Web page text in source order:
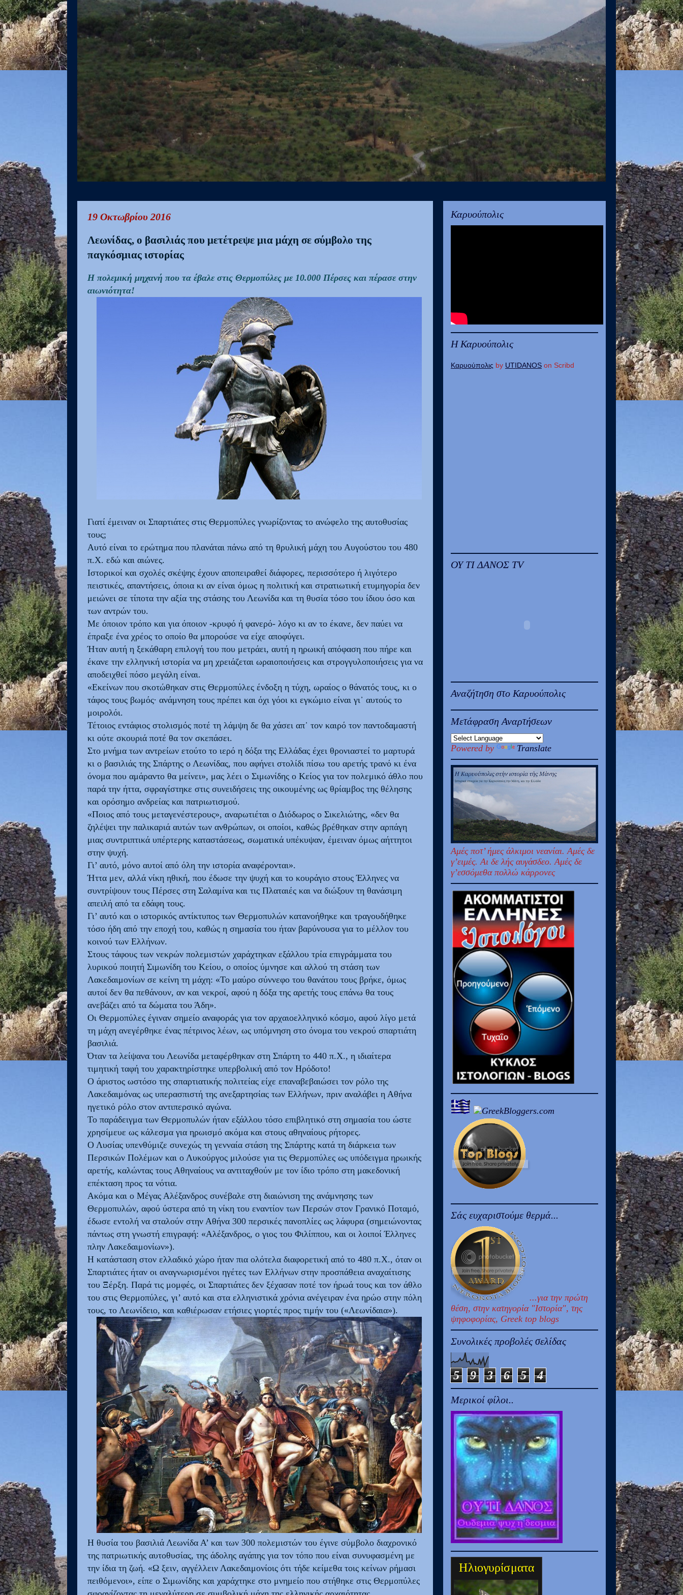
19 Οκτωβρίου 2016
Λεωνίδας, ο βασιλιάς που μετέτρεψε μια μάχη σε σύμβολο της
παγκόσμιας ιστορίας
Η πολεμική μηχανή που τα έβαλε στις Θερμοπύλες με 10.000 Πέρσες και πέρασε στην
αιωνιότητα!
Γιατί έμειναν οι Σπαρτιάτες στις Θερμοπύλες γνωρίζοντας το ανώφελο της αυτοθυσίας
τους;
Αυτό είναι το ερώτημα που πλανάται πάνω από τη θρυλική μάχη του Αυγούστου του 480
π.Χ. εδώ και αιώνες.
Ιστορικοί και σχολές σκέψης έχουν αποπειραθεί διάφορες, περισσότερο ή λιγότερο
πειστικές, απαντήσεις, όποια κι αν είναι όμως η πολιτική και στρατιωτική ετυμηγορία δεν
μειώνει σε τίποτα την αξία της στάσης του Λεωνίδα και τη θυσία τόσο του ίδιου όσο και
των αντρών του.
Με όποιον τρόπο και για όποιον -κρυφό ή φανερό- λόγο κι αν το έκανε, δεν παύει να
έπραξε ένα χρέος το οποίο θα μπορούσε να είχε αποφύγει.
Ήταν αυτή η ξεκάθαρη επιλογή του που μετράει, αυτή η ηρωική απόφαση που πήρε και
έκανε την ελληνική ιστορία να μη χρειάζεται ωραιοποιήσεις και στρογγυλοποιήσεις για να
αποδειχθεί πόσο μεγάλη είναι.
«Εκείνων που σκοτώθηκαν στις Θερμοπύλες ένδοξη η τύχη, ωραίος ο θάνατός τους, κι ο
τάφος τους βωμός· ανάμνηση τους πρέπει και όχι γόοι κι εγκώμιο είναι γι᾽ αυτούς το
μοιρολόι.
Τέτοιος εντάφιος στολισμός ποτέ τη λάμψη δε θα χάσει απ᾽ τον καιρό τον παντοδαμαστή
κι ούτε σκουριά ποτέ θα τον σκεπάσει.
Στο μνήμα των αντρείων ετούτο το ιερό η δόξα της Ελλάδας έχει θρονιαστεί το μαρτυρά
κι ο βασιλιάς της Σπάρτης ο Λεωνίδας, που αφήνει στολίδι πίσω του αρετής τρανό κι ένα
όνομα που αμάραντο θα μείνει», μας λέει ο Σιμωνίδης ο Κείος για τον πολεμικό άθλο που
παρά την ήττα, σφραγίστηκε στις συνειδήσεις της οικουμένης ως θρίαμβος της θέλησης
και ορόσημο ανδρείας και πατριωτισμού.
«Ποιος από τους μεταγενέστερους», αναρωτιέται ο Διόδωρος ο Σικελιώτης, «δεν θα
ζηλέψει την παλικαριά αυτών των ανθρώπων, οι οποίοι, καθώς βρέθηκαν στην αρπάγη
μιας συντριπτικά υπέρτερης καταστάσεως, σωματικά υπέκυψαν, έμειναν όμως αήττητοι
στην ψυχή.
Γι’ αυτό, μόνο αυτοί από όλη την ιστορία αναφέρονται».
Ήττα μεν, αλλά νίκη ηθική, που έδωσε την ψυχή και το κουράγιο στους Έλληνες να
συντρίψουν τους Πέρσες στη Σαλαμίνα και τις Πλαταιές και να διώξουν τη θανάσιμη
απειλή από τα εδάφη τους.
Γι’ αυτό και ο ιστορικός αντίκτυπος των Θερμοπυλών κατανοήθηκε και τραγουδήθηκε
τόσο ήδη από την εποχή του, καθώς η σημασία του ήταν βαρύνουσα για το μέλλον του
κοινού των Ελλήνων.
Στους τάφους των νεκρών πολεμιστών χαράχτηκαν εξάλλου τρία επιγράμματα του
λυρικού ποιητή Σιμωνίδη του Κείου, ο οποίος ύμνησε και αλλού τη στάση των
Λακεδαιμονίων σε κείνη τη μάχη: «Το μαύρο σύννεφο του θανάτου τους βρήκε, όμως
αυτοί δεν θα πεθάνουν, αν και νεκροί, αφού η δόξα της αρετής τους επάνω θα τους
ανεβάζει από τα δώματα του Άδη».
Οι Θερμοπύλες έγιναν σημείο αναφοράς για τον αρχαιοελληνικό κόσμο, αφού λίγο μετά
τη μάχη ανεγέρθηκε ένας πέτρινος λέων, ως υπόμνηση στο όνομα του νεκρού σπαρτιάτη
βασιλιά.
Όταν τα λείψανα του Λεωνίδα μεταφέρθηκαν στη Σπάρτη το 440 π.Χ., η ιδιαίτερα
τιμητική ταφή του χαρακτηρίστηκε υπερβολική από τον Ηρόδοτο!
Ο άριστος ωστόσο της σπαρτιατικής πολιτείας είχε επαναβεβαιώσει τον ρόλο της
Λακεδαιμόνας ως υπερασπιστή της ανεξαρτησίας των Ελλήνων, πριν αναλάβει η Αθήνα
ηγετικό ρόλο στον αντιπερσικό αγώνα.
Το παράδειγμα των Θερμοπυλών ήταν εξάλλου τόσο επιβλητικό στη σημασία του ώστε
χρησίμευε ως κάλεσμα για ηρωισμό ακόμα και στους αθηναίους ρήτορες.
Ο Λυσίας υπενθύμιζε συνεχώς τη γενναία στάση της Σπάρτης κατά τη διάρκεια των
Περσικών Πολέμων και ο Λυκούργος μιλούσε για τις Θερμοπύλες ως υπόδειγμα ηρωικής
αρετής, καλώντας τους Αθηναίους να αντιταχθούν με τον ίδιο τρόπο στη μακεδονική
επέκταση προς τα νότια.
Ακόμα και ο Μέγας Αλέξανδρος συνέβαλε στη διαιώνιση της ανάμνησης των
Θερμοπυλών, αφού ύστερα από τη νίκη του εναντίον των Περσών στον Γρανικό Ποταμό,
έδωσε εντολή να σταλούν στην Αθήνα 300 περσικές πανοπλίες ως λάφυρα (σημειώνοντας
πάντως στη γνωστή επιγραφή: «Αλέξανδρος, ο γιος του Φιλίππου, και οι λοιποί Έλληνες
πλην Λακεδαιμονίων»).
Η κατάσταση στον ελλαδικό χώρο ήταν πια ολότελα διαφορετική από το 480 π.Χ., όταν οι
Σπαρτιάτες ήταν οι αναγνωρισμένοι ηγέτες των Ελλήνων στην προσπάθεια αναχαίτισης
του Ξέρξη. Παρά τις μομφές, οι Σπαρτιάτες δεν ξέχασαν ποτέ τον ήρωά τους και τον άθλο
του στις Θερμοπύλες, γι’ αυτό και στα ελληνιστικά χρόνια ανέγειραν ένα ηρώο στην πόλη
τους, το Λεωνίδειο, και καθιέρωσαν ετήσιες γιορτές προς τιμήν του («Λεωνίδαια»).
Η θυσία του βασιλιά Λεωνίδα Α’ και των 300 πολεμιστών του έγινε σύμβολο διαχρονικό
της πατριωτικής αυτοθυσίας, της άδολης αγάπης για τον τόπο που είναι συνυφασμένη με
την ίδια τη ζωή. «Ω ξειν, αγγέλλειν Λακεδαιμονίοις ότι τήδε κείμεθα τοις κείνων ρήμασι
πειθόμενοι», είπε ο Σιμωνίδης και χαράχτηκε στο μνημείο που στήθηκε στις Θερμοπύλες
Καρυούπολις
Η Καρυούπολις
Καρυούπολις by UTIDANOS on Scribd
ΟΥ ΤΙ ΔΑΝΟΣ TV
Αναζήτηση στο Καρυούπολις
Μετάφραση Αναρτήσεων
Powered by Translate
Αμές ποτ’ ήμες άλκιμοι νεανίαι. Αμές δε
γ’ειμές. Αι δε λής αυγάσδεο. Αμές δε
γ’εσσόμεθα πολλώ κάρρονες
Σάς ευχαριστούμε θερμά...
...για την πρώτη
θέση, στην κατηγορία "Ιστορία", της
ψηφοφορίας, Greek top blogs
Συνολικές προβολές σελίδας
5 9 3 6 5 4
Μερικοί φίλοι..